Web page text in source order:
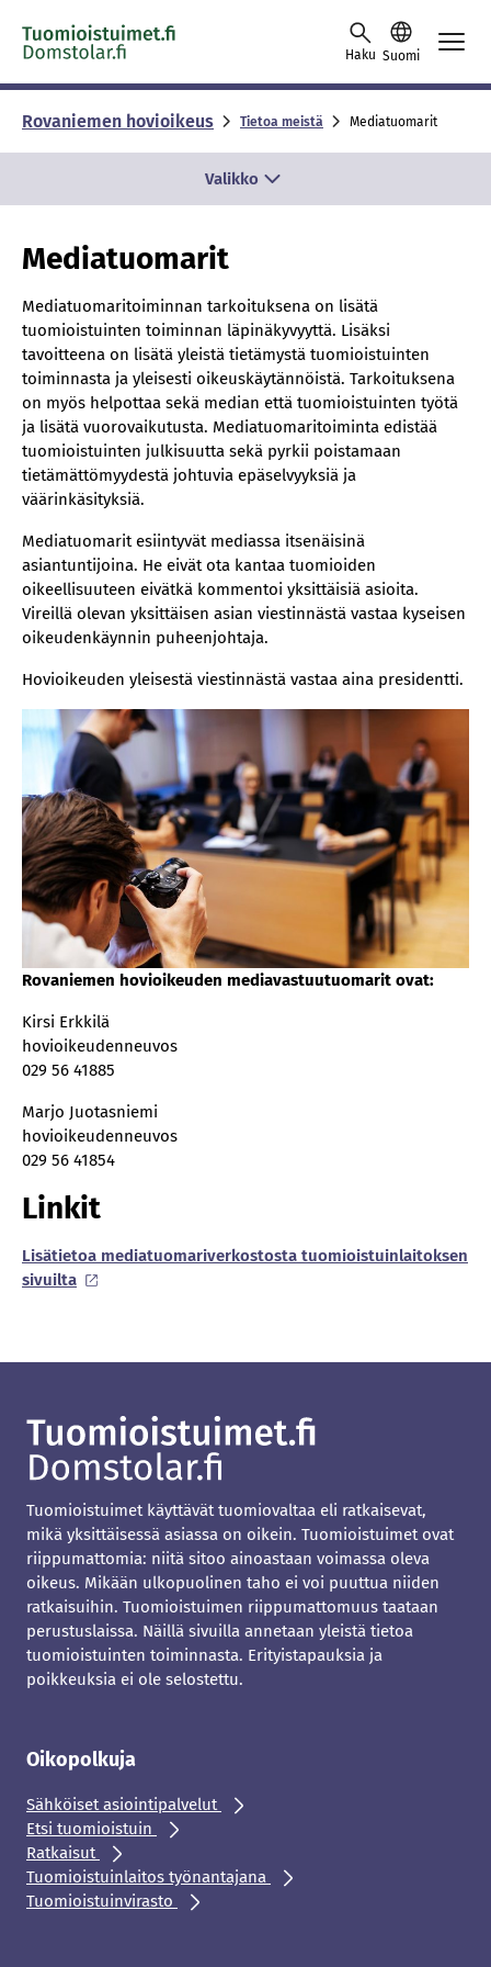
Skip to content -saavutettavuusohje
Haku Suomi
Rovaniemen hovioikeus Tietoa meistä Mediatuomarit
Valikko
Mediatuomarit
Mediatuomaritoiminnan tarkoituksena on lisätä
tuomioistuinten toiminnan läpinäkyvyyttä. Lisäksi
tavoitteena on lisätä yleistä tietämystä tuomioistuinten
toiminnasta ja yleisesti oikeuskäytännöistä. Tarkoituksena
on myös helpottaa sekä median että tuomioistuinten työtä
ja lisätä vuorovaikutusta. Mediatuomaritoiminta edistää
tuomioistuinten julkisuutta sekä pyrkii poistamaan
tietämättömyydestä johtuvia epäselvyyksiä ja
väärinkäsityksiä.
Mediatuomarit esiintyvät mediassa itsenäisinä
asiantuntijoina. He eivät ota kantaa tuomioiden
oikeellisuuteen eivätkä kommentoi yksittäisiä asioita.
Vireillä olevan yksittäisen asian viestinnästä vastaa kyseisen
oikeudenkäynnin puheenjohtaja.
Hovioikeuden yleisestä viestinnästä vastaa aina presidentti.
Rovaniemen hovioikeuden mediavastuutuomarit ovat:
Kirsi Erkkilä
hovioikeudenneuvos
029 56 41885
Marjo Juotasniemi
hovioikeudenneuvos
029 56 41854
Linkit
Li­sä­tie­toa me­dia­tuo­ma­ri­ver­kos­tos­ta tuo­miois­tuin­lai­tok­sen
si­vuil­ta
Tuomioistuimet käyttävät tuomiovaltaa eli ratkaisevat,
mikä yksittäisessä asiassa on oikein. Tuomioistuimet ovat
riippumattomia: niitä sitoo ainoastaan voimassa oleva
oikeus. Mikään ulkopuolinen taho ei voi puuttua niiden
ratkaisuihin. Tuomioistuimen riippumattomuus taataan
perustuslaissa. Näillä sivuilla annetaan yleistä tietoa
tuomioistuinten toiminnasta. Erityistapauksia ja
poikkeuksia ei ole selostettu.
Oikopolkuja
Sähköiset asiointipalvelut
Etsi tuomioistuin
Ratkaisut
Tuomioistuinlaitos työnantajana
Tuomioistuinvirasto